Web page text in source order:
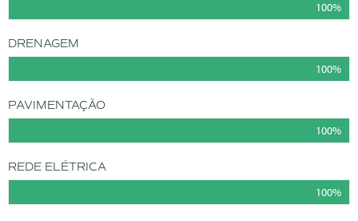
100%
DRENAGEM
100%
PAVIMENTAÇÃO
100%
REDE ELÉTRICA
100%